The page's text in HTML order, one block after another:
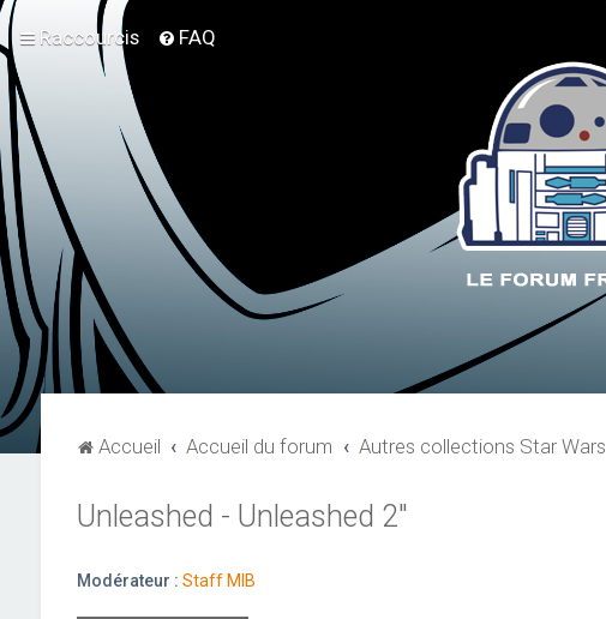
Raccourcis FAQ
Accueil Accueil du forum Autres collections Star Wars
Unleashed - Unleashed 2"
Modérateur : Staff MIB